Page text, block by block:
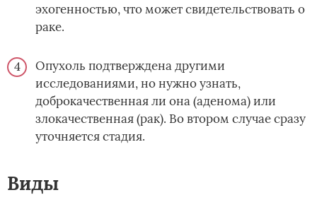
эхогенностью, что может свидетельствовать о
раке.
Опухоль подтверждена другими
исследованиями, но нужно узнать,
доброкачественная ли она (аденома) или
злокачественная (рак). Во втором случае сразу
уточняется стадия.
Виды